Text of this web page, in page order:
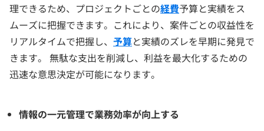
理できるため、プロジェクトごとの経費予算と実績をス
ムーズに把握できます。これにより、案件ごとの収益性を
リアルタイムで把握し、 予算と実績のズレを早期に発見で
きます。 無駄な支出を削減し、利益を最大化するための
迅速な意思決定が可能になります。
情報の一元管理で業務効率が向上する